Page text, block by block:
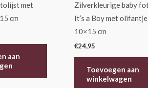
met
cm
aan
Zilverkleurige baby
It’s a Boy met olifantje
10×15 cm
€24,95
Toevoegen aan
winkelwagen